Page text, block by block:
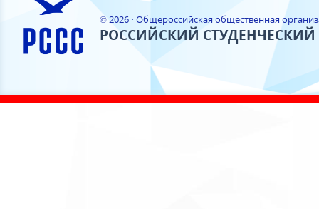
© 2026 · Общероссийская общественная
РОССИЙСКИЙ